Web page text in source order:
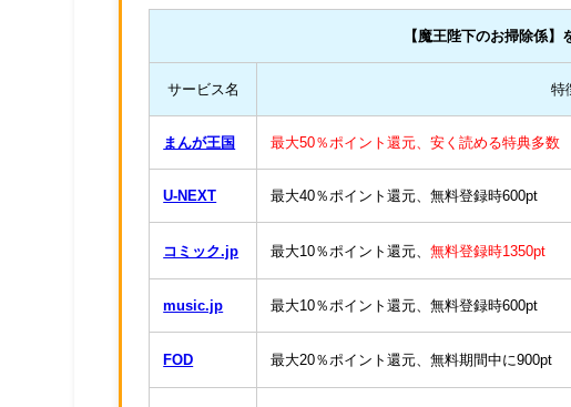
【魔王陛下のお掃除係】
サービス名 特
まんが王国 最大50％ポイント還元、安く読める特典多数
U-NEXT 最大40％ポイント還元、無料登録時600pt
コミック.jp 最大10％ポイント還元、無料登録時1350pt
music.jp 最大10％ポイント還元、無料登録時600pt
FOD 最大20％ポイント還元、無料期間中に900pt